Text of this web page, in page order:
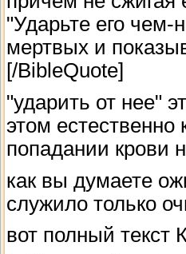
"Ударьте его чем-
мертвых и
[/BibleQuote]
"ударить от нее"
этом естественно
попадании крови
как вы думаете
служило только
вот полный текст